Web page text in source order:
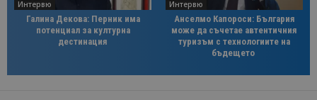
Интервю
Галина Декова: Перник има
потенциал за културна
дестинация
Интервю
Анселмо Капороси: България
може да съчетае автентичния
туризъм с технологиите на
бъдещето